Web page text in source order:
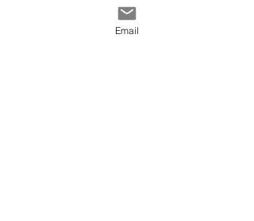
écheveau unique, les couleurs
peuvent donc varier d’un bain à
Email